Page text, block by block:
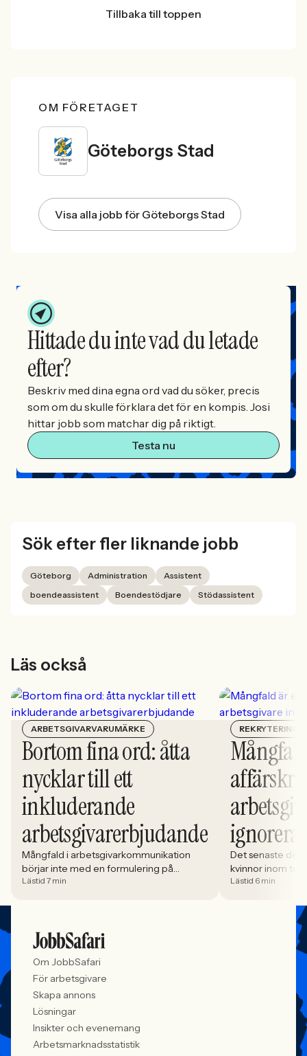
Tillbaka till toppen
OM FÖRETAGET
Göteborgs Stad
Visa alla jobb för Göteborgs Stad
Hittade du inte vad du letade
efter?
Beskriv med dina egna ord vad du söker, precis
som om du skulle förklara det för en kompis. Josi
hittar jobb som matchar dig på riktigt.
Testa nu
Sök efter fler liknande jobb
Göteborg Administration
Assistent
boendeassistent
Boendestödjare Stödassistent
Läs också
ARBETSGIVARVARUMÄRKE
Bortom fina ord: åtta
nycklar till ett
inkluderande
arbetsgivarerbjudande
Mångfald i arbetsgivarkommunikation
börjar inte med en formulering på
karriärsidan. Den börjar i hur rekryteringen
mer medvetna, regelverken skärps och
konkurrensen om rätt kompetens
förändras räcker det inte längre att säga
att alla är välkomna. Arbetsgivare
behöver kunna visa vad det betyder i
praktiken.
Lästid 7 min
REKRYTERING
ignorera
Det senaste
kvinnor inom
stadigt på 30%.
i. Åsa
Women in
andelen
Lästid 6 min
Om JobbSafari
För arbetsgivare
Skapa annons
Lösningar
Insikter och evenemang
Arbetsmarknadsstatistik